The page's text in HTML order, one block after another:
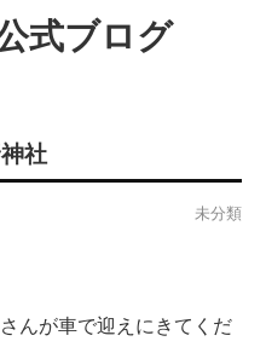
式ブログ
社
未分類
んが車で迎えにきてくだ